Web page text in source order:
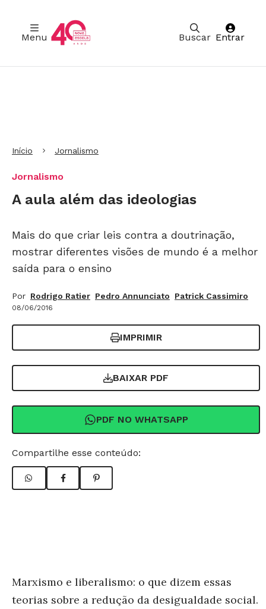
Buscar
Menu Entrar
Início Jornalismo
Jornalismo
A aula além das ideologias
Mais do que criar leis contra a doutrinação,
mostrar diferentes visões de mundo é a melhor
saída para o ensino
Por Rodrigo Ratier Pedro Annunciato Patrick Cassimiro
08/06/2016
IMPRIMIR
BAIXAR PDF
PDF NO WHATSAPP
Compartilhe esse conteúdo:
Marxismo e liberalismo: o que dizem essas
teorias sobre a redução da desigualdade social.